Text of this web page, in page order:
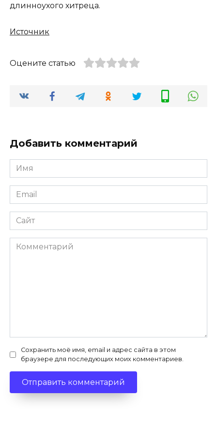
длинноухого хитреца.
Источник
Оцените статью
Добавить комментарий
Имя
*
Email
*
Сайт
Комментарий
Сохранить моё имя, email и адрес сайта в этом
браузере для последующих моих комментариев.